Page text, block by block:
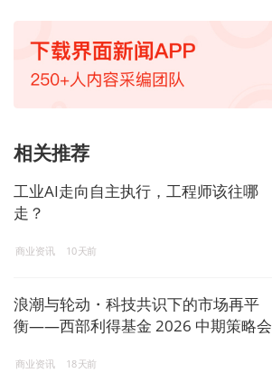
相关推荐
工业AI走向自主执行，工程师该往哪
走？
商业资讯 10天前
浪潮与轮动・科技共识下的市场再平
衡——西部利得基金 2026 中期策略会
商业资讯 18天前